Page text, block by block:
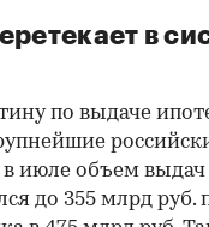
в
по выдаче
июле объем выдач
до 355 млрд руб.